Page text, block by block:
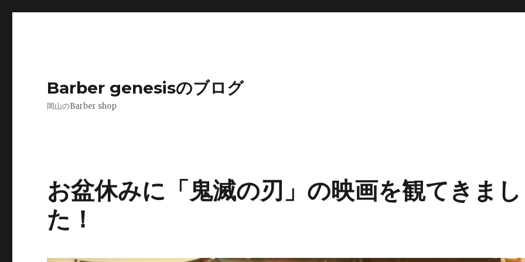
Barber genesisのブログ
岡山のBarber shop
お盆休みに「鬼滅の刃」の映画を観てきまし
た！